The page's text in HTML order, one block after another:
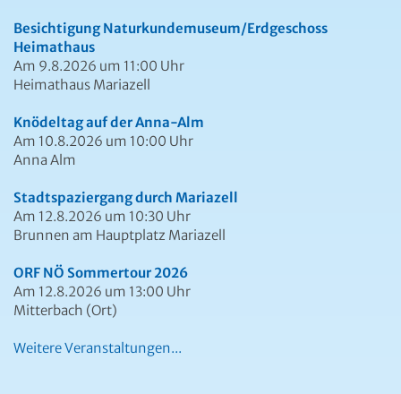
Besichtigung Naturkundemuseum/Erdgeschoss
Heimathaus
Am 9.8.2026 um 11:00 Uhr
Heimathaus Mariazell
Knödeltag auf der Anna-Alm
Am 10.8.2026 um 10:00 Uhr
Anna Alm
Stadtspaziergang durch Mariazell
Am 12.8.2026 um 10:30 Uhr
Brunnen am Hauptplatz Mariazell
ORF NÖ Sommertour 2026
Am 12.8.2026 um 13:00 Uhr
Mitterbach (Ort)
Weitere Veranstaltungen...